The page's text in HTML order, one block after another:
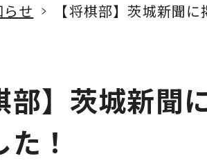
らせ 【将棋部】茨城新聞
部】茨城新聞
！